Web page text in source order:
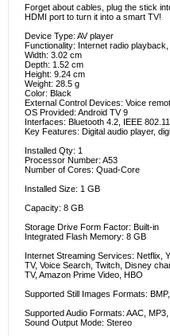
Forget about cables, plug the stick
HDMI port to turn it into a smart TV!
Device Type: AV player
Functionality: Internet radio
Width: 3.02 cm
Depth: 1.52 cm
Height: 9.24 cm
Weight: 28.5 g
Color: Black
External Control Devices: Voice
OS Provided: Android TV 9
Interfaces: Bluetooth 4.2, IEEE
Key Features: Digital audio player,
Installed Qty: 1
Processor Number: A53
Number of Cores: Quad-Core
Installed Size: 1 GB
Capacity: 8 GB
Storage Drive Form Factor: Built-in
Integrated Flash Memory: 8 GB
Internet Streaming Services: Netflix,
TV, Voice Search, Twitch, Disney
TV, Amazon Prime Video, HBO
Supported Still Images Formats:
Supported Audio Formats: AAC,
Sound Output Mode: Stereo